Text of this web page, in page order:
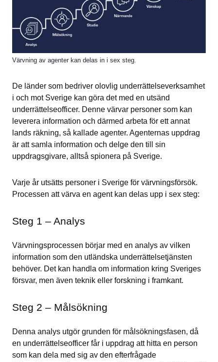
Värvning av agenter kan delas in i sex steg.
De länder som bedriver olovlig underrättelseverksamhet
i och mot Sverige kan göra det med en utsänd
underrättelseofficer. Denne värvar personer som kan
leverera information och därmed arbeta för ett annat
lands räkning, så kallade agenter. Agenternas uppdrag
är att samla information och delge den till sin
uppdragsgivare, alltså spionera på Sverige.
Varje år utsätts personer i Sverige för värvningsförsök.
Processen att värva en agent kan delas upp i sex steg:
Steg 1 – Analys
Värvningsprocessen börjar med en analys av vilken
information som den utländska underrättelsetjänsten
behöver. Det kan handla om information kring Sveriges
försvar, men även teknik eller forskning i framkant.
Steg 2 – Målsökning
Denna analys utgör grunden för målsökningsfasen, då
en underrättelseofficer får i uppdrag att hitta en person
som kan dela med sig av den efterfrågade